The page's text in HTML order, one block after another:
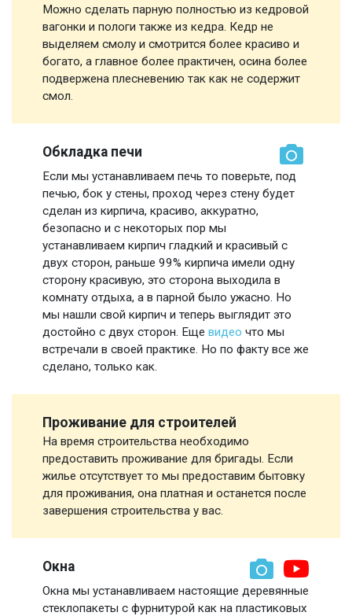
Можно сделать парную полностью из кедровой
вагонки и пологи также из кедра. Кедр не
выделяем смолу и смотрится более красиво и
богато, а главное более практичен, осина более
подвержена плесневению так как не содержит
смол.
Обкладка печи
Если мы устанавливаем печь то поверьте, под
печью, бок у стены, проход через стену будет
сделан из кирпича, красиво, аккуратно,
безопасно и с некоторых пор мы
устанавливаем кирпич гладкий и красивый с
двух сторон, раньше 99% кирпича имели одну
сторону красивую, это сторона выходила в
комнату отдыха, а в парной было ужасно. Но
мы нашли свой кирпич и теперь выглядит это
достойно с двух сторон. Еще видео что мы
встречали в своей практике. Но по факту все же
сделано, только как.
Проживание для строителей
На время строительства необходимо
предоставить проживание для бригады. Если
жилье отсутствует то мы предоставим бытовку
для проживания, она платная и останется после
завершения строительства у вас.
Окна
Окна мы устанавливаем настоящие деревянные
стеклопакеты с фурнитурой как на пластиковых